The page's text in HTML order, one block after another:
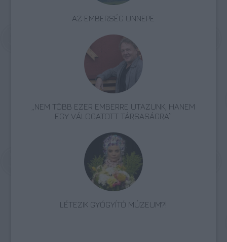
AZ EMBERSÉG ÜNNEPE
„NEM TÖBB EZER EMBERRE UTAZUNK, HANEM
EGY VÁLOGATOTT TÁRSASÁGRA”
LÉTEZIK GYÓGYÍTÓ MÚZEUM?!